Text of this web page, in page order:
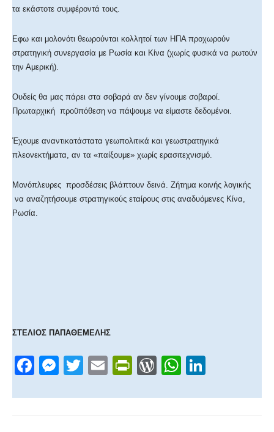
τα εκάστοτε συμφέροντά τους.
Εφω και μολονότι θεωρούνται κολλητοί των ΗΠΑ προχωρούν
στρατηγική συνεργασία με Ρωσία και Κίνα (χωρίς φυσικά να ρωτούν
την Αμερική).
Ουδείς θα μας πάρει στα σοβαρά αν δεν γίνουμε σοβαροί.
Πρωταρχική προϋπόθεση να πάψουμε να είμαστε δεδομένοι.
Έχουμε αναντικατάστατα γεωπολιτικά και γεωστρατηγικά
πλεονεκτήματα, αν τα «παίξουμε» χωρίς ερασιτεχνισμό.
Μονόπλευρες προσδέσεις βλάπτουν δεινά. Ζήτημα κοινής λογικής
να αναζητήσουμε στρατηγικούς εταίρους στις αναδυόμενες Κίνα,
Ρωσία.
ΣΤΕΛΙΟΣ ΠΑΠΑΘΕΜΕΛΗΣ
F
c
M
ss
T
tt
E
ail
Pr
tF
W
d
W
at k